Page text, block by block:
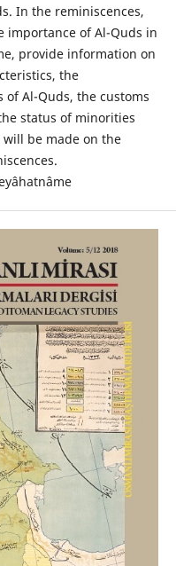
In the reminiscences,
importance of Al-Quds in
provide information on
the
Al-Quds, the customs
status of minorities
be made on the